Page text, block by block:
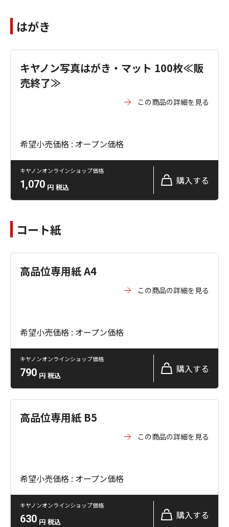
はがき
キヤノン写真はがき・マット 100枚≪販
売終了≫
この商品の詳細を見る
希望小売価格 : オープン価格
キヤノンオンラインショップ価格
1,070 円 税込
購入する
コート紙
高品位専用紙 A4
この商品の詳細を見る
希望小売価格 : オープン価格
キヤノンオンラインショップ価格
790 円 税込
購入する
高品位専用紙 B5
この商品の詳細を見る
希望小売価格 : オープン価格
キヤノンオンラインショップ価格
630 円 税込
購入する